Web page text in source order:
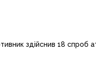
здійснив 18 спроб